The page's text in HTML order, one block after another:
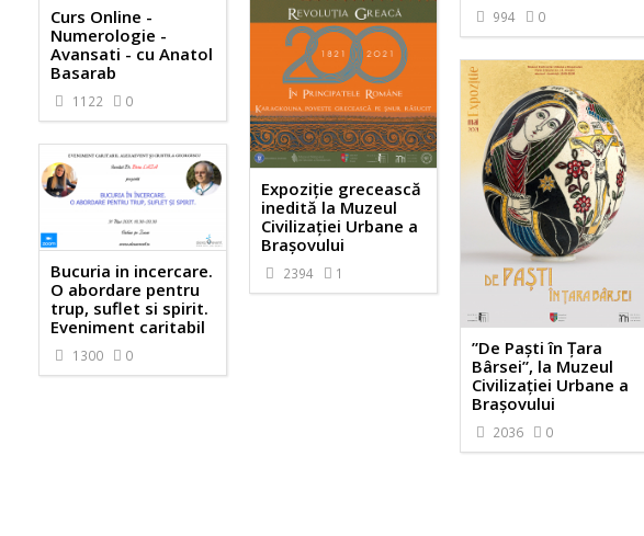
994 0
Expoziție grecească
inedită la Muzeul
Civilizației Urbane a
Brașovului
2394 1
Curs Online -
Numerologie -
Avansati - cu Anatol
Basarab
1122 0
”De Paști în Țara
Bârsei”, la Muzeul
Civilizației Urbane a
Brașovului
2036 0
Bucuria in incercare.
O abordare pentru
trup, suflet si spirit.
Eveniment caritabil
1300 0